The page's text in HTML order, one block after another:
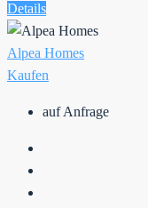
Details
Alpea Homes
Kaufen
auf Anfrage